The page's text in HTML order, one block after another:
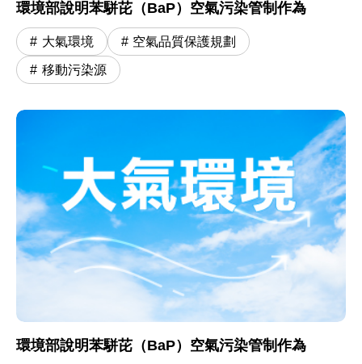
環境部說明苯駢芘（BaP）空氣污染管制作為
大氣環境 空氣品質保護規劃
移動污染源
環境部說明苯駢芘（BaP）空氣污染管制作為